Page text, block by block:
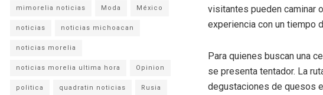
visitantes pueden caminar
experiencia con un tiempo
Para quienes buscan una
se presenta tentador. La
degustaciones de quesos
mimorelia noticias Moda México
noticias noticias michoacan
noticias morelia
noticias morelia ultima hora Opinion
politica quadratin noticias Rusia